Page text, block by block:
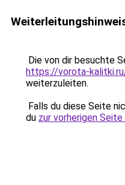
Die von dir besuchte
https://vorota-
weiterzuleiten.
Falls du diese Seite
du zur vorherigen